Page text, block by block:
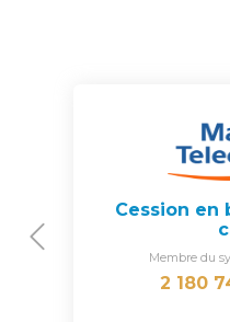
Cession en
Membre du
2 180
Previous